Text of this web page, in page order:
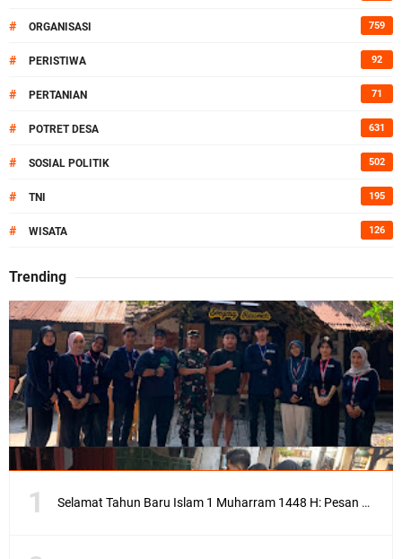
# ORGANISASI 759
# PERISTIWA 92
# PERTANIAN 71
# POTRET DESA 631
# SOSIAL POLITIK 502
# TNI 195
# WISATA 126
Trending
Selamat Tahun Baru Islam 1 Muharram 1448 H: Pesan Hijrah Drs. H. Husnul Aqib, M.M. untuk Negeri